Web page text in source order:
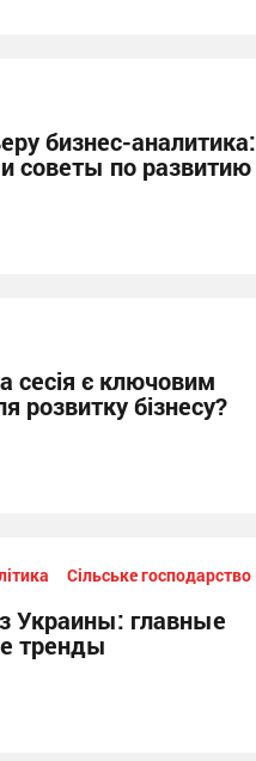
бизнес-аналитика:
советы по развитию
сесія є ключовим
розвитку бізнесу?
Сільське господарство
Украины: главные
тренды